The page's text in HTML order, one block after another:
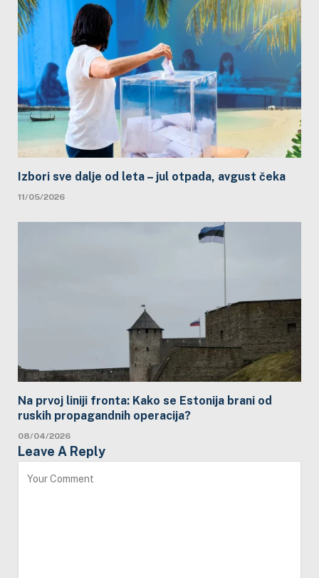
Izbori sve dalje od leta – jul otpada, avgust čeka
11/05/2026
Na prvoj liniji fronta: Kako se Estonija brani od
ruskih propagandnih operacija?
08/04/2026
Leave A Reply